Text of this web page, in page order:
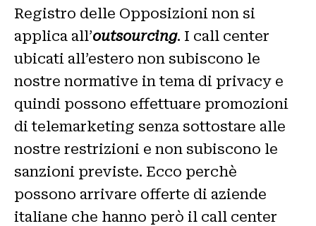
Registro delle Opposizioni non si
applica all’outsourcing. I call center
ubicati all’estero non subiscono le
nostre normative in tema di privacy e
quindi possono effettuare promozioni
di telemarketing senza sottostare alle
nostre restrizioni e non subiscono le
sanzioni previste. Ecco perchè
possono arrivare offerte di aziende
italiane che hanno però il call center